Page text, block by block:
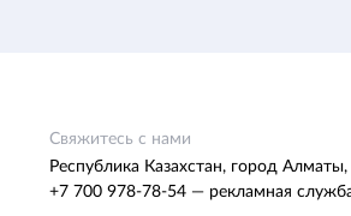
Свяжитесь с нами
Республика Казахстан, город
+7 700 978-78-54 — рекламная